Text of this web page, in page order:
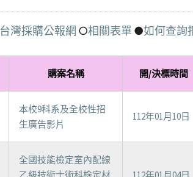
台灣採購公報網 ○相關表單 ●如何查詢
購案名稱 開/決標時間
本校9科系及全校性招
生廣告影片
112年01月10日
全國技能檢定室內配線